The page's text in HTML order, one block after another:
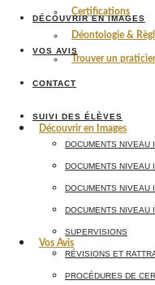
Certifications
Déontologie &
Trouver un
Découvrir en Images
Vos Avis
DÉCOUVRIR EN IMAGES
VOS AVIS
CONTACT
SUIVI DES ÉLÈVES
DOCUMENTS NIVEAU I
DOCUMENTS NIVEAU
DOCUMENTS NIVEAU
DOCUMENTS NIVEAU
SUPERVISIONS
RÉVISIONS ET
PROCÉDURES DE